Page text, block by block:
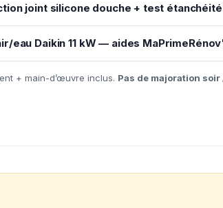
joint silicone douche + test étanchéité
eau Daikin 11 kW — aides
+ main-d’œuvre inclus. Pas de majoration